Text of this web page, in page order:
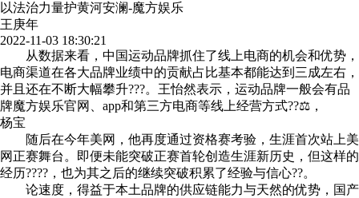
以法治力量护黄河安澜-魔方娱乐
王庚年
2022-11-03 18:30:21
从数据来看，中国运动品牌抓住了线上电商的机会和优势，
电商渠道在各大品牌业绩中的贡献占比基本都能达到三成左右，
并且还在不断大幅攀升???。王怡然表示，运动品牌一般会有品
牌魔方娱乐官网、app和第三方电商等线上经营方式??⚖，
杨宝
随后在今年美网，他再度通过资格赛考验，生涯首次站上美
网正赛舞台。即便未能突破正赛首轮创造生涯新历史，但这样的
经历????，也为其之后的继续突破积累了经验与信心??。
论速度，得益于本土品牌的供应链能力与天然的优势，国产